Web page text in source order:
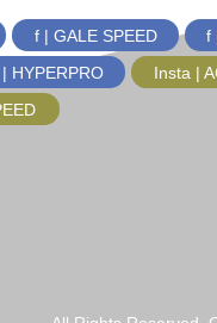
f | GALE SPEED
f
HYPERPRO
Insta |